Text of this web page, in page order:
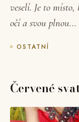
veselí. Je to
očí a svou plnou...
OSTATNÍ
Červené